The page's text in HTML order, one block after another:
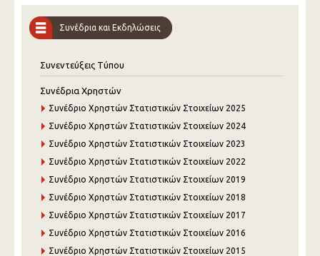
Συνέδρια και Εκδηλώσεις
Συνεντεύξεις Τύπου
Συνέδρια Χρηστών
Συνέδριο Χρηστών Στατιστικών Στοιχείων 2025
Συνέδριο Χρηστών Στατιστικών Στοιχείων 2024
Συνέδριο Χρηστών Στατιστικών Στοιχείων 2023
Συνέδριο Χρηστών Στατιστικών Στοιχείων 2022
Συνέδριο Χρηστών Στατιστικών Στοιχείων 2019
Συνέδριο Χρηστών Στατιστικών Στοιχείων 2018
Συνέδριο Χρηστών Στατιστικών Στοιχείων 2017
Συνέδριο Χρηστών Στατιστικών Στοιχείων 2016
Συνέδριο Χρηστών Στατιστικών Στοιχείων 2015